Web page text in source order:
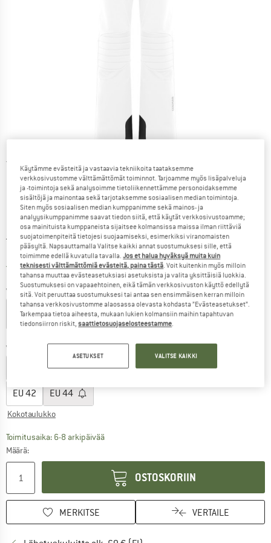
Yksityiskohtaiset tiedot
Alkuperäinen hinta :
374,95€
Hinta:
149,98€ sis. alv
Ilman lähetyskuluja(FI)Suomi. Tietoa lähetyskuluista.
Väri:White
Valitse koko:
EU34 EU36 EU38 EU40
EU 42 EU 44
Kokotaulukko
Toimitusaika: 6-8 arkipäivääLinkki avautuu tietokentässä ja sisältää
Määrä:
OSTOSKORIIN
MERKITSE VERTAILE
Käytämme evästeitä ja vastaavia tekniikoita taataksemme
verkkosivustomme välttämättömät toiminnot. Tarjoamme myös lisäpalveluja
ja -toimintoja sekä analysoimme tietoliikennettämme personoidaksemme
sisältöjä ja mainontaa sekä tarjotaksemme sosiaalisen median toimintoja.
Siten myös sosiaalisen median kumppanimme sekä mainos- ja
analyysikumppanimme saavat tiedon siitä, että käytät verkkosivustoamme;
osa mainituista kumppaneista sijaitsee kolmansissa maissa ilman riittäviä
suojatoimenpiteitä tietojesi suojaamiseksi, esimerkiksi viranomaisten
pääsyltä. Napsauttamalla Valitse kaikki annat suostumuksesi sille, että
toimimme edellä kuvatulla tavalla.Jos et halua hyväksyä muita kuin
teknisesti välttämättömiä evästeitä, paina tästä. Voit kuitenkin myös milloin
tahansa muuttaa evästeasetuksiasi asetuksista ja valita yksittäisiä luokkia.
Suostumuksesi on vapaaehtoinen, eikä tämän verkkosivuston käyttö edellytä
sitä. Voit peruuttaa suostumuksesi tai antaa sen ensimmäisen kerran milloin
tahansa verkkosivustomme alaosassa olevasta kohdasta ”Evästeasetukset”.
Tarkempaa tietoa aiheesta, mukaan lukien kolmansiin maihin tapahtuvan
tiedonsiirron riskit,saattietosuojaselosteestamme.
ASETUKSET VALITSE KAIKKI